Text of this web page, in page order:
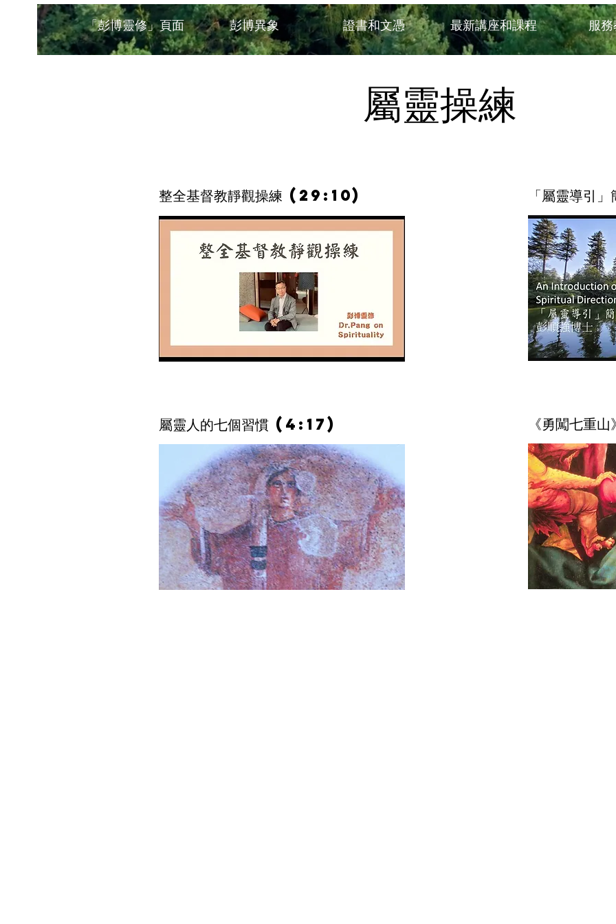
「彭博靈修」頁面 彭博異象 證書和文憑 最新講座和課程 服
​屬靈操練
整全基督教靜觀操練 (29:10)
屬靈人的七個習慣 (4:17)
「​屬靈導
《勇闖七重山